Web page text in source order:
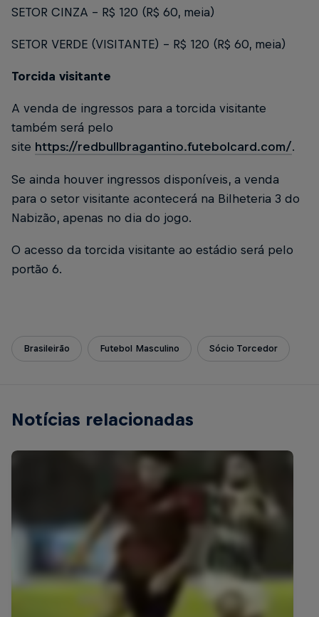
SETOR CINZA - R$ 120 (R$ 60, meia)
SETOR VERDE (VISITANTE) – R$ 120 (R$ 60, meia)
Torcida visitante
A venda de ingressos para a torcida visitante
também será pelo
site https://redbullbragantino.futebolcard.com/.
Se ainda houver ingressos disponíveis, a venda
para o setor visitante acontecerá na Bilheteria 3 do
Nabizão, apenas no dia do jogo.
O acesso da torcida visitante ao estádio será pelo
portão 6.
Brasileirão Futebol Masculino Sócio Torcedor
Notícias relacionadas